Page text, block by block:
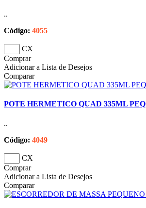
..
Código: 4055
CX
Comprar
Adicionar a Lista de Desejos
Comparar
POTE HERMETICO QUAD 335ML PEQ
..
Código: 4049
CX
Comprar
Adicionar a Lista de Desejos
Comparar